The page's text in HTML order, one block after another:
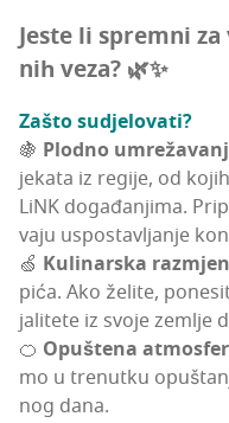
Jes­te li sprem­ni
nih veza? 🌿✨
Zašto sudje­lo­va­ti?
🍇 Plod­no
je­ka­ta iz regi­je, od
LiNK doga­đa­nji­ma.
va­ju uspos­tav­lja­nje
🍏 Kuli­nar­ska
pića. Ako želi­te,
ja­li­te­te iz svo­je zem­lje
🍊 Opu­šte­na
mo u tre­nut­ku
nog dana.